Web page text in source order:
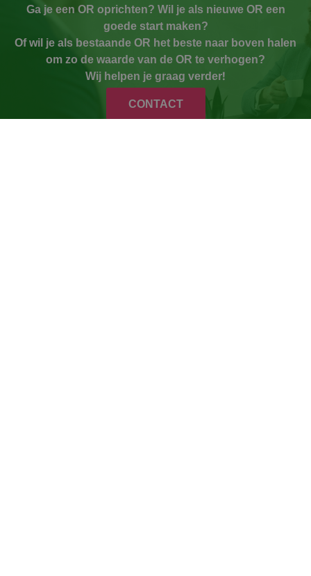
Ga je een OR oprichten? Wil je als nieuwe OR een
goede start maken?
Of wil je als bestaande OR het beste naar boven halen
om zo de waarde van de OR te verhogen?
Wij helpen je graag verder!
CONTACT